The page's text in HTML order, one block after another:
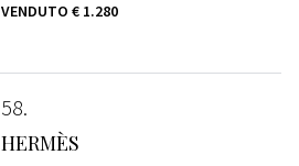
VENDUTO € 1.280
58
HERMÈS